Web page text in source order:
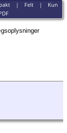
| Felt| Kun